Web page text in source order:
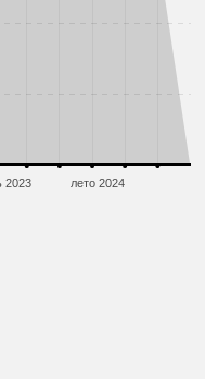
2023 лето 2024